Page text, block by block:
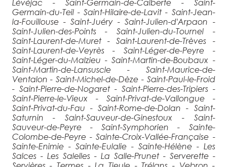
Lévéjac - Saint-Germain-de-Calberte - Saint-
Germain-du-Teil - Saint-Hilaire-de-Lavit - Saint-Jean-
la-Fouillouse - Saint-Juéry - Saint-Julien-d'Arpaon -
Saint-Julien-des-Points - Saint-Julien-du-Tournel -
Saint-Laurent-de-Muret - Saint-Laurent-de-Trèves -
Saint-Laurent-de-Veyrès - Saint-Léger-de-Peyre -
Saint-Léger-du-Malzieu - Saint-Martin-de-Boubaux -
Saint-Martin-de-Lansuscle - Saint-Maurice-de-
Ventalon - Saint-Michel-de-Dèze - Saint-Paul-le-Froid
- Saint-Pierre-de-Nogaret - Saint-Pierre-des-Tripiers -
Saint-Pierre-le-Vieux - Saint-Privat-de-Vallongue -
Saint-Privat-du-Fau - Saint-Rome-de-Dolan - Saint-
Saturnin - Saint-Sauveur-de-Ginestoux - Saint-
Sauveur-de-Peyre - Saint-Symphorien - Sainte-
Colombe-de-Peyre - Sainte-Croix-Vallée-Française -
Sainte-Enimie - Sainte-Eulalie - Sainte-Hélène - Les
Salces - Les Salelles - La Salle-Prunet - Serverette -